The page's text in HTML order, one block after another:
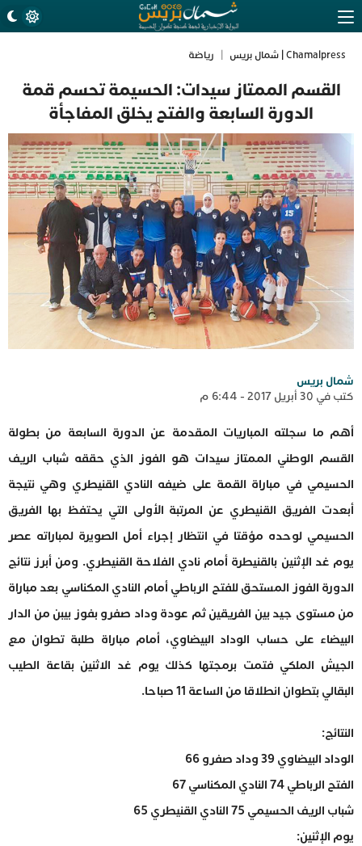
Chamalpress | شمال بريس رياضة
القسم الممتاز سيدات: الحسيمة تحسم قمة
الدورة السابعة والفتح يخلق المفاجأة
شمال بريس
كتب في 30 أبريل 2017 - 6:44 م
أهم ما سجلته المباريات المقدمة عن الدورة السابعة من بطولة
القسم الوطني الممتاز سيدات هو الفوز الذي حققه شباب الريف
الحسيمي في مباراة القمة على ضيفه النادي القنيطري وهي نتيجة
أبعدت الفريق القنيطري عن المرتبة الأولى التي يحتفظ بها الفريق
الحسيمي لوحده مؤقتا في انتظار إجراء أمل الصويرة لمباراته عصر
يوم غد الإثنين بالقنيطرة أمام نادي الفلاحة القنيطري. ومن أبرز نتائج
الدورة الفوز المستحق للفتح الرباطي أمام النادي المكناسي بعد مباراة
من مستوى جيد بين الفريقين ثم عودة وداد صفرو بفوز بيبن من الدار
البيضاء على حساب الوداد البيضاوي، أمام مباراة طلبة تطوان مع
الجيش الملكي فتمت برمجتها كذلك يوم غد الاثنين بقاعة الطيب
البقالي بتطوان انطلاقا من الساعة 11 صباحا.
النتائج:
الوداد البيضاوي 39 وداد صفرو 66
الفتح الرباطي 74 النادي المكناسي 67
شباب الريف الحسيمي 75 النادي القنيطري 65
يوم الإثنين: